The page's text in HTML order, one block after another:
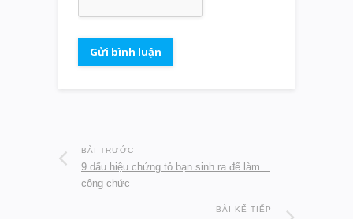
BÀI TRƯỚC
9 dấu hiệu chứng tỏ bạn sinh ra để làm…
công chức
BÀI KẾ TIẾP